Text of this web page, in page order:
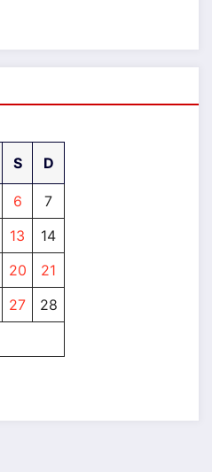
S D
6
7
13
14
20
21
27
28